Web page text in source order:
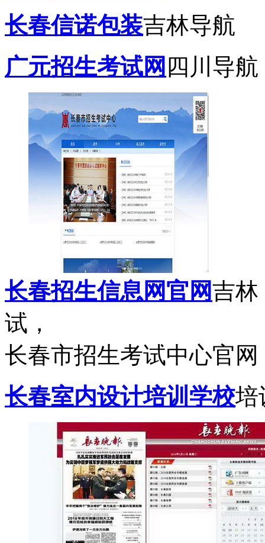
长春信诺包装吉林导航
广元招生考试网 四川导航
长春招生信息网官网吉林
试，
长春市招生考试中心官网
长春室内设计培训学校培